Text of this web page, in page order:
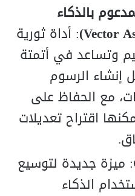
بالذكاء
: أداة ثورية
وتساعد في أتمتة
إنشاء الرسوم
مع الحفاظ على
اقتراح تعديلات
: ميزة جديدة لتوسيع
الذكاء